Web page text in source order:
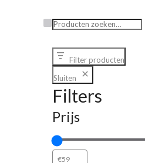
Zoeken
Filter producten
Sluiten
Filters
Prijs